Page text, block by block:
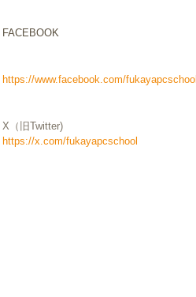
FACEBOOK
https://www.facebook.com/fukayapcschool
X（旧Twitter)
https://x.com/fukayapcschool